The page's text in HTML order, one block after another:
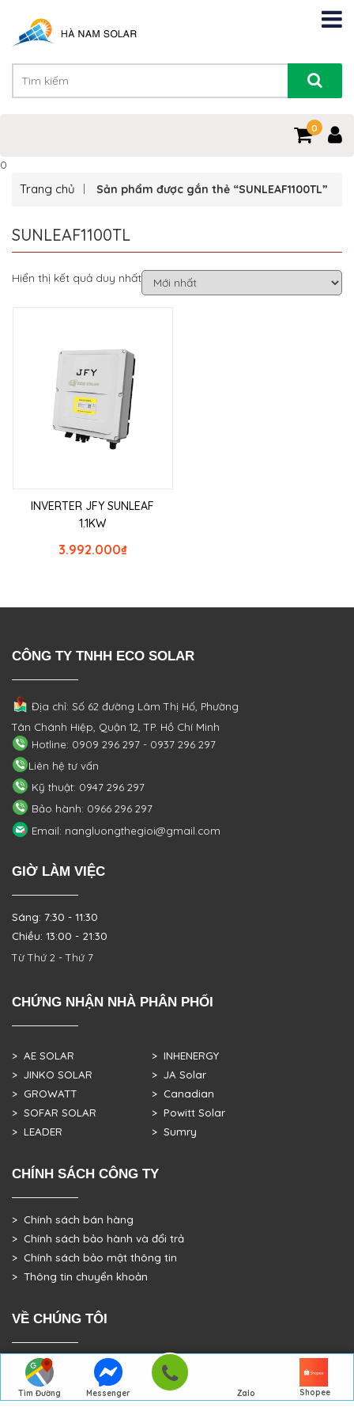
0
Tìm Đường
Messenger
Zalo Shopee
0
Trang chủ Sản phẩm được gắn thẻ “SUNLEAF1100TL”
SUNLEAF1100TL
Hiển thị kết quả duy nhất
INVERTER JFY SUNLEAF
1.1KW
₫
3.992.000
CÔNG TY TNHH ECO SOLAR
Địa chỉ: Số 62 đường Lâm Thị Hố, Phường
Tân Chánh Hiệp, Quận 12, TP. Hồ Chí Minh
Hotline: 0909 296 297 - 0937 296 297
Liên hệ tư vấn
Kỹ thuật: 0947 296 297
Bảo hành: 0966 296 297
Email: nangluongthegioi@gmail.com
GIỜ LÀM VIỆC
Sáng: 7:30 - 11:30
Chiều: 13:00 - 21:30
Từ Thứ 2 - Thứ 7
CHỨNG NHẬN NHÀ PHÂN PHỐI
> AE SOLAR
> JINKO SOLAR
> GROWATT
> SOFAR SOLAR
> LEADER
> INHENERGY
> JA Solar
> Canadian
> Powitt Solar
> Sumry
CHÍNH SÁCH CÔNG TY
> Chính sách bán hàng
> Chính sách bảo hành và đổi trả
> Chính sách bảo mật thông tin
> Thông tin chuyển khoản
VỀ CHÚNG TÔI
> GIỚI THIỆU
> TRANG CHỦ
> DỰ ÁN THỰC TẾ